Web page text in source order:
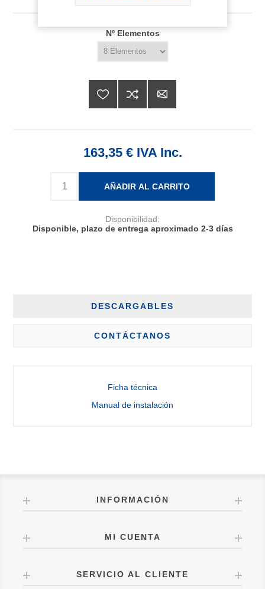
Nº Elementos
163,35 € IVA Inc.
AÑADIR AL CARRITO
Disponibilidad:
Disponible, plazo de entrega aproximado 2-3 días
DESCARGABLES
CONTÁCTANOS
Ficha técnica
Manual de instalación
INFORMACIÓN
MI CUENTA
SERVICIO AL CLIENTE